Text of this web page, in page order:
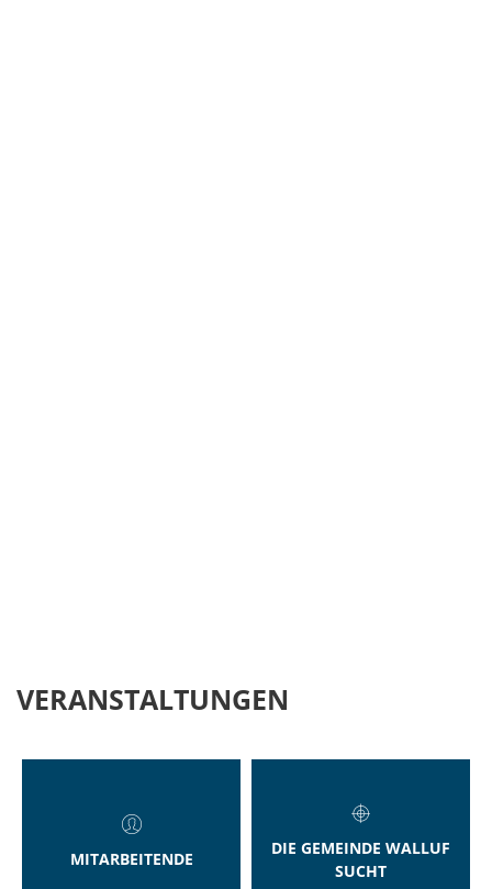
VERANSTALTUNGEN
MITARBEITENDE
DIE GEMEINDE WALLUF
SUCHT